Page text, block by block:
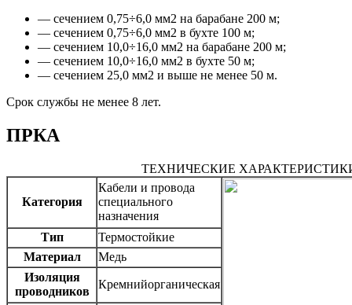
— сечением 0,75÷6,0 мм2 на барабане 200 м;
— сечением 0,75÷6,0 мм2 в бухте 100 м;
— сечением 10,0÷16,0 мм2 на барабане 200 м;
— сечением 10,0÷16,0 мм2 в бухте 50 м;
— сечением 25,0 мм2 и выше не менее 50 м.
Срок службы не менее 8 лет.
ПРКА
ТЕХНИЧЕСКИЕ
Категория
Кабели и провода
специального
назначения
Тип
Термостойкие
Материал
Медь
Изоляция
проводников
Кремнийорганическая